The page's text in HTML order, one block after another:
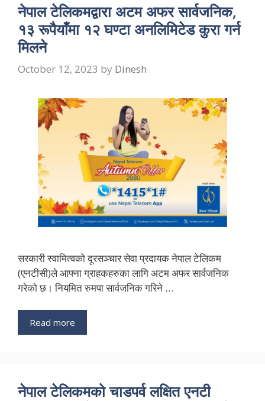
नेपाल टेलिकमद्वारा अटम अफर सार्वजनिक,
१३ रूपैयाँमा १२ घण्टा अनलिमिटेड कुरा गर्न
मिलने
October 12, 2023 by Dinesh
सरकारी स्वामित्वको दूरसञ्चार सेवा प्रदायक नेपाल टेलिकम
(एनटीसी)ले आफ्ना ग्राहकहरुका लागि अटम अफर सार्वजनिक
गरेको छ। नियमित रुमपा सार्वजनिक गरिने …
Read more
नेपाल टेलिकमको चाडपर्व लक्षित एनटी